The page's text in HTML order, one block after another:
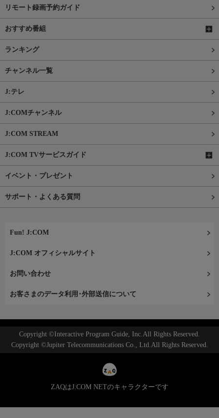
リモート録画予約ガイド
おすすめ番組
ランキング
チャンネル一覧
J:テレ
J:COMチャンネル
J:COM STREAM
J:COM TVサービスガイド
イベント・プレゼント
サポート・よくある質問
Fun! J:COM
J:COM オフィシャルサイト
お問い合わせ
お客さまのデータ利用･外部送信について
Copyright ©Interactive Program Guide, Inc.All Rights Reserved.
Copyright ©Jupiter Telecommunications Co., Ltd.All Rights Reserved.
ZAQはJ:COM NETのキャラクターです